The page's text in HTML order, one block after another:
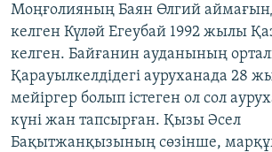
Моңғолияның Баян Өлгий
келген Күләй Егеубай 1992 жылы
келген. Байғанин ауданының
Қарауылкелдідегі ауруханада 28
мейіргер болып істеген ол сол
күні жан тапсырған. Қызы Әсел
Бақытжанқызының сөзінше,